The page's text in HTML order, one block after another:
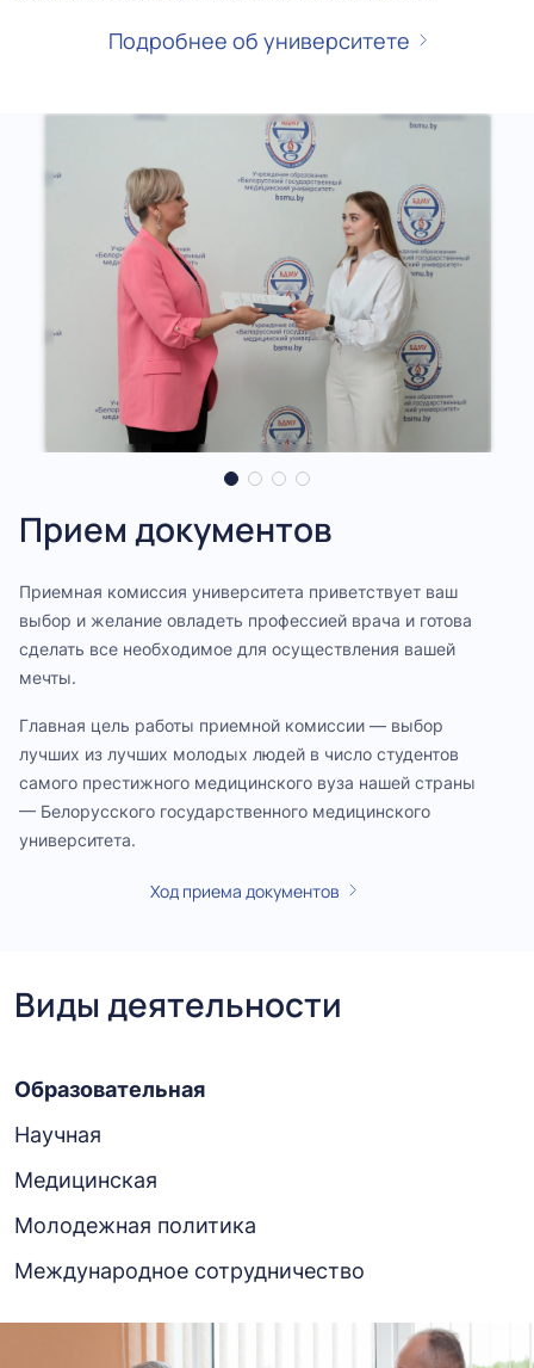
Подробнее об университете
Прием документов
Приемная комиссия университета приветствует ваш
выбор и желание овладеть профессией врача и готова
сделать все необходимое для осуществления вашей
мечты.
Главная цель работы приемной комиссии — выбор
лучших из лучших молодых людей в число студентов
самого престижного медицинского вуза нашей страны
— Белорусского государственного медицинского
университета.
Ход приема документов
Клиническая ординатура
Подробнее
Аттестация медицинских,
фармацевтических и иных
работников
здравоохранения
Подробнее
2026 год белорусской
женщины
Виды деятельности
Образовательная
Научная
Медицинская
Молодежная политика
Международное сотрудничество